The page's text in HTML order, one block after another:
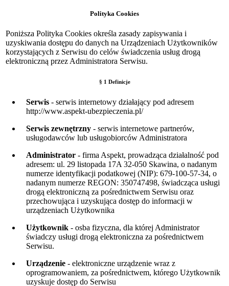
Polityka Cookies
Poniższa Polityka Cookies określa zasady zapisywania i
uzyskiwania dostępu do danych na Urządzeniach Użytkowników
korzystających z Serwisu do celów świadczenia usług drogą
elektroniczną przez Administratora Serwisu.
§ 1 Definicje
Serwis - serwis internetowy działający pod adresem
http://www.aspekt-ubezpieczenia.pl/
Serwis zewnętrzny - serwis internetowe partnerów,
usługodawców lub usługobiorców Administratora
Administrator - firma Aspekt, prowadząca działalność pod
adresem:ul. 29 listopada 17A 32-050 Skawina, o nadanym
numerze identyfikacji podatkowej (NIP):679-100-57-34, o
nadanym numerze REGON:350747498, świadcząca usługi
drogą elektroniczną za pośrednictwem Serwisu oraz
przechowująca i uzyskująca dostęp do informacji w
urządzeniach Użytkownika
Użytkownik - osba fizyczna, dla której Administrator
świadczy usługi drogą elektroniczna za pośrednictwem
Serwisu.
Urządzenie - elektroniczne urządzenie wraz z
oprogramowaniem, za pośrednictwem, którego Użytkownik
uzyskuje dostęp do Serwisu